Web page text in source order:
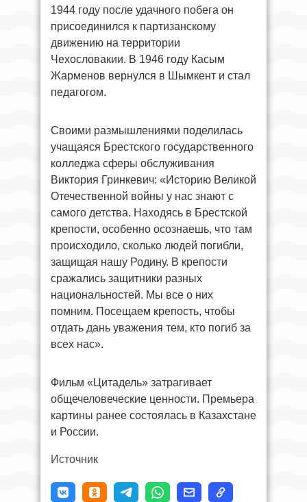
1944 году после удачного побега он
присоединился к партизанскому
движению на территории
Чехословакии. В 1946 году Касым
Жарменов вернулся в Шымкент и стал
педагогом.
Своими размышлениями поделилась
учащаяся Брестского государственного
колледжа сферы обслуживания
Виктория Гринкевич: «Историю Великой
Отечественной войны у нас знают с
самого детства. Находясь в Брестской
крепости, особенно осознаешь, что там
происходило, сколько людей погибли,
защищая нашу Родину. В крепости
сражались защитники разных
национальностей. Мы все о них
помним. Посещаем крепость, чтобы
отдать дань уважения тем, кто погиб за
всех нас».
Фильм «Цитадель» затрагивает
общечеловеческие ценности. Премьера
картины ранее состоялась в Казахстане
и России.
Источник